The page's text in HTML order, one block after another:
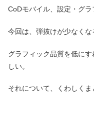
CoDモバイル、設定・グラ
今回は、弾抜けが少なくな
グラフィック品質を低に
しい。
それについて、くわしくま